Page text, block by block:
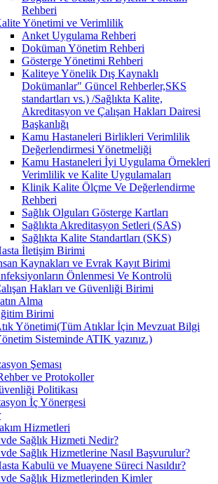
Rehberi
Yönetimi ve Verimlilik
Anket Uygulama Rehberi
Doküman Yönetim Rehberi
Gösterge Yönetimi Rehberi
Kaliteye Yönelik Dış Kaynaklı
Dokümanlar" Güncel Rehberler,SKS
standartları vs.) /Sağlıkta Kalite,
Akreditasyon ve Çalışan Hakları Dairesi
Başkanlığı
Kamu Hastaneleri Birlikleri Verimlilik
Değerlendirmesi Yönetmeliği
Kamu Hastaneleri İyi Uygulama Örnekleri
Verimlilik ve Kalite Uygulamaları
Klinik Kalite Ölçme Ve Değerlendirme
Rehberi
Sağlık Olguları Gösterge Kartları
Sağlıkta Akreditasyon Setleri (SAS)
Sağlıkta Kalite Standartları (SKS)
İletişim Birimi
Kaynakları ve Evrak Kayıt Birimi
Önlenmesi Ve Kontrolü
Hakları ve Güvenliği Birimi
Alma
Birimi
Yönetimi(Tüm Atıklar İçin Mevzuat Bilgi
Sisteminde ATIK yazınız.)
Şeması
ve Protokoller
Politikası
İç Yönergesi
Hizmetleri
Sağlık Hizmeti Nedir?
Sağlık Hizmetlerine Nasıl Başvurulur?
Kabulü ve Muayene Süreci Nasıldır?
Sağlık Hizmetlerinden Kimler